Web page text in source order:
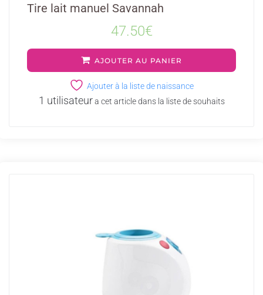
Tire lait manuel Savannah
47.50€
AJOUTER AU PANIER
Ajouter à la liste de naissance
1 utilisateura cet article dans la liste de souhaits